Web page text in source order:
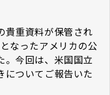
貴重資料が保管され
なったアメリカの公
。今回は、米国国立
についてご報告いた